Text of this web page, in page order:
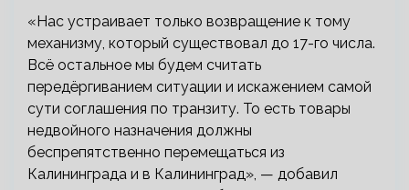
«Нас устраивает только возвращение к тому
механизму, который существовал до 17-го числа.
Всё остальное мы будем считать
передёргиванием ситуации и искажением самой
сути соглашения по транзиту. То есть товары
недвойного назначения должны
беспрепятственно перемещаться из
Калининграда и в Калининград», — добавил